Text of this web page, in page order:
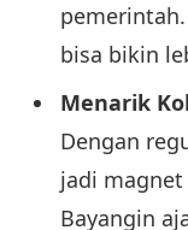
bisa bikin
Menarik
Dengan
jadi
Bayangin